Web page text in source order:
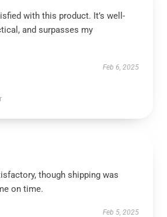
with this product. It’s well-
and surpasses my
Feb 6, 2025
though shipping was
on time.
Feb 5, 2025